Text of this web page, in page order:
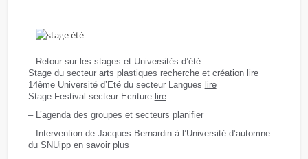
– Retour sur les stages et Universités d’été :
Stage du secteur arts plastiques recherche et création lire
14ème Université d’Eté du secteur Langues lire
Stage Festival secteur Ecriture lire
– L’agenda des groupes et secteurs planifier
– Intervention de Jacques Bernardin à l’Université d’automne
du SNUipp en savoir plus